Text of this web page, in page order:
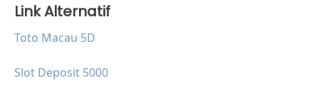
Link Alternatif
Toto Macau 5D
Slot Deposit 5000